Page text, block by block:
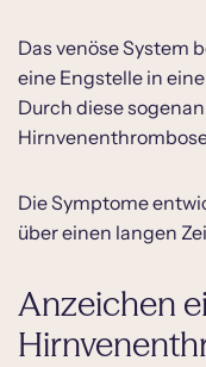
Das venöse System
eine Engstelle in
Durch diese
Die Symptome
über einen langen
Anzeichen